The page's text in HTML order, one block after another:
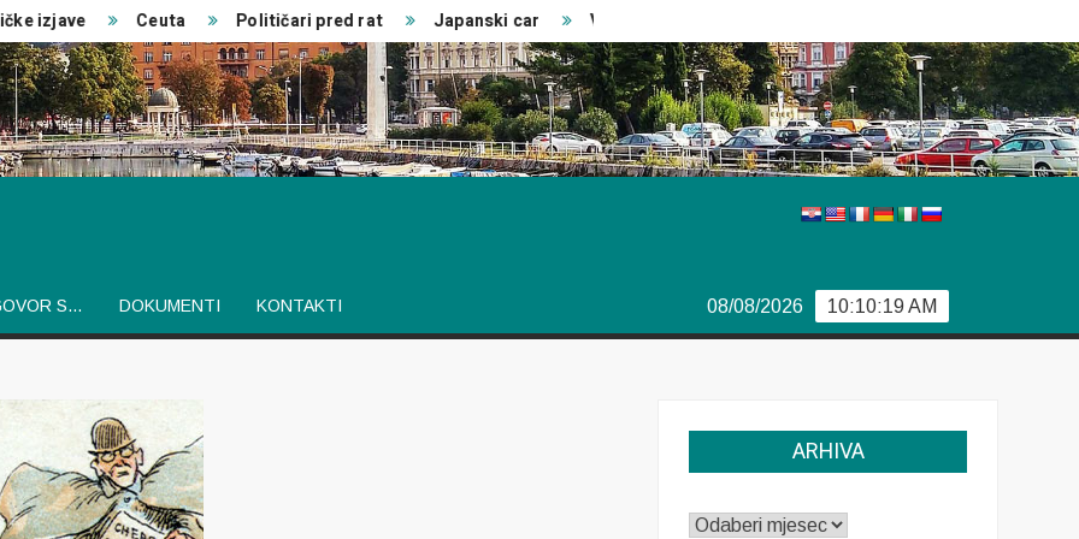
izjave Ceuta Političari pred rat Japanski car Vječiti problemi Boeinga
S… DOKUMENTI KONTAKTI 10:10:19 AM
08/08/2026
ARHIVA
ARHIVA